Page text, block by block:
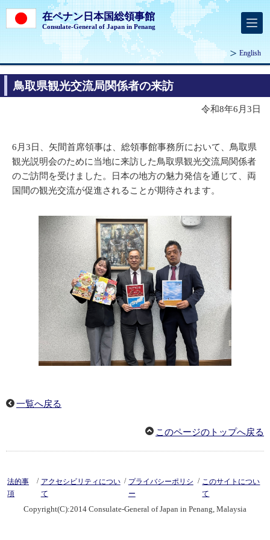
在ペナン日本国総領事館
Consulate-General of Japan in Penang
English
鳥取県観光交流局関係者の来訪
令和8年6月3日
6月3日、矢間首席領事は、総領事館事務所において、鳥取県
観光説明会のために当地に来訪した鳥取県観光交流局関係者
のご訪問を受けました。日本の地方の魅力発信を通じて、両
国間の観光交流が促進されることが期待されます。
一覧へ戻る
このページのトップへ戻る
法的事
項
/ アクセシビリティについ
て
/ プライバシーポリシ
ー
/ このサイトについ
て
Copyright(C):2014 Consulate-General of Japan in Penang, Malaysia